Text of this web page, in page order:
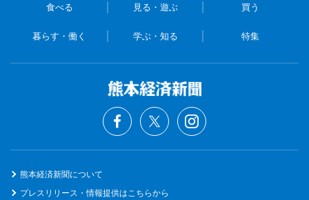
食べる 見る・遊ぶ 買う
暮らす・働く 学ぶ・知る 特集
熊本経済新聞について
プレスリリース・情報提供はこちらから